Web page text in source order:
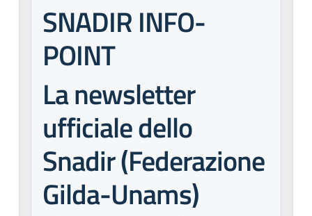
SNADIR INFO-
POINT
La newsletter
ufficiale dello
Snadir (Federazione
Gilda-Unams)